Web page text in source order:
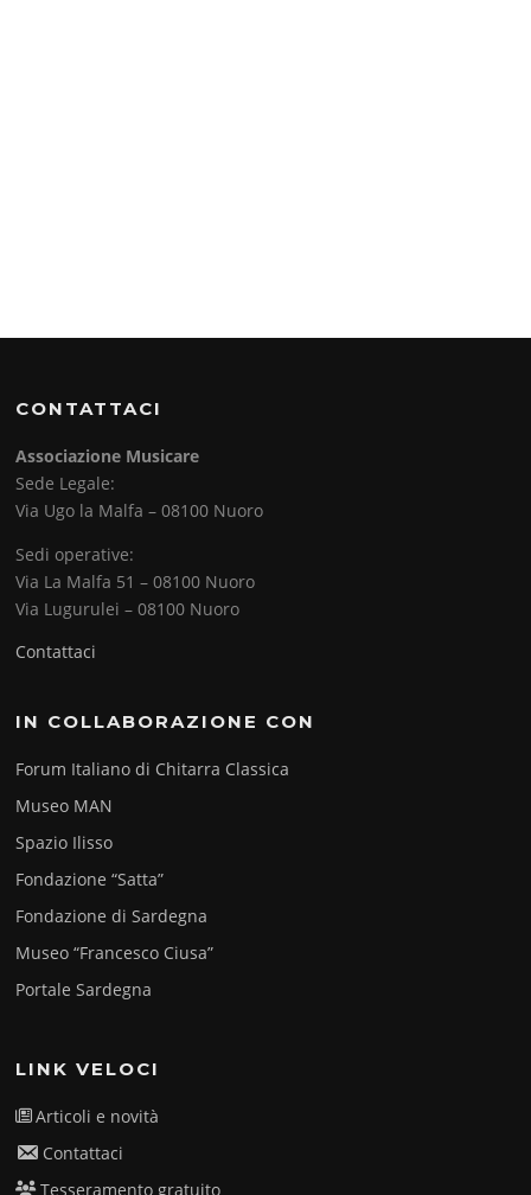
CONTATTACI
Associazione Musicare
Sede Legale:
Via Ugo la Malfa – 08100 Nuoro
Sedi operative:
Via La Malfa 51 – 08100 Nuoro
Via Lugurulei – 08100 Nuoro
Contattaci
IN COLLABORAZIONE CON
Forum Italiano di Chitarra Classica
Museo MAN
Spazio Ilisso
Fondazione “Satta”
Fondazione di Sardegna
Museo “Francesco Ciusa”
Portale Sardegna
LINK VELOCI
Articoli e novità
Contattaci
Tesseramento gratuito